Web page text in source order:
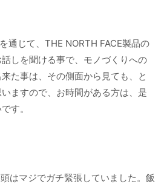
通じて、THE NORTH FACE製品の
しを聞ける事で、モノづくりへの
た事は、その側面から見ても、と
ますので、お時間がある方は、是
す。
はマジでガチ緊張していました。飯